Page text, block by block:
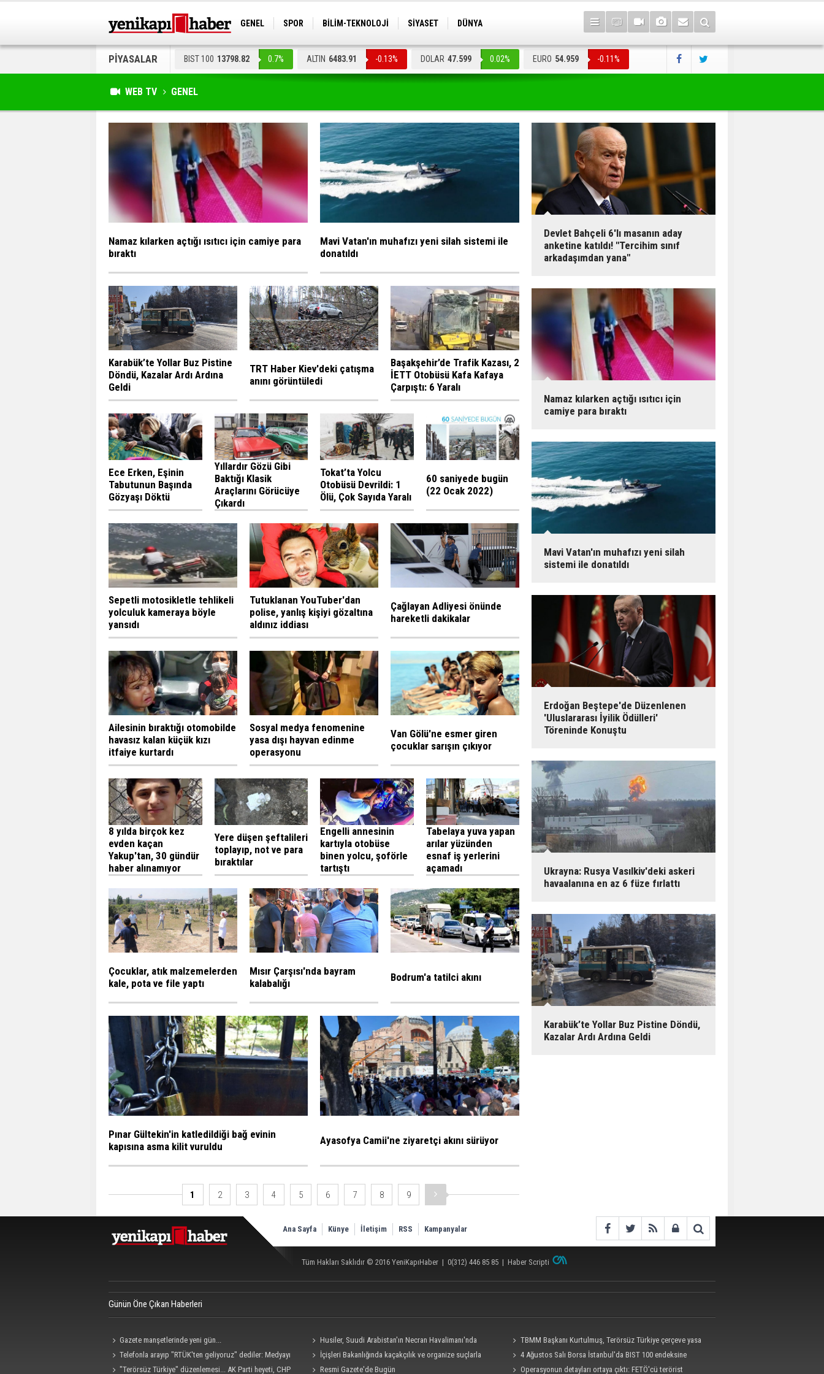
GENEL SPOR BİLİM-TEKNOLOJİ SİYASET DÜNYA
PİYASALAR BIST 100 13798.82 0.7% ALTIN 6483.91 -0.13% DOLAR 47.599 0.02% EURO 54.959 -0.11%
WEB TV GENEL
Namaz kılarken açtığı ısıtıcı için camiye para
bıraktı
Mavi Vatan'ın muhafızı yeni silah sistemi ile
donatıldı
Karabük’te Yollar Buz Pistine
Döndü, Kazalar Ardı Ardına
Geldi
TRT Haber Kiev'deki çatışma
anını görüntüledi
Başakşehir’de Trafik Kazası, 2
İETT Otobüsü Kafa Kafaya
Çarpıştı: 6 Yaralı
Ece Erken, Eşinin
Tabutunun Başında
Gözyaşı Döktü
Yıllardır Gözü Gibi
Baktığı Klasik
Araçlarını Görücüye
Çıkardı
Tokat’ta Yolcu
Otobüsü Devrildi: 1
Ölü, Çok Sayıda Yaralı
60 saniyede bugün
(22 Ocak 2022)
Sepetli motosikletle tehlikeli
yolculuk kameraya böyle
yansıdı
Tutuklanan YouTuber'dan
polise, yanlış kişiyi gözaltına
aldınız iddiası
Çağlayan Adliyesi önünde
hareketli dakikalar
Ailesinin bıraktığı otomobilde
havasız kalan küçük kızı
itfaiye kurtardı
Sosyal medya fenomenine
yasa dışı hayvan edinme
operasyonu
Van Gölü'ne esmer giren
çocuklar sarışın çıkıyor
8 yılda birçok kez
evden kaçan
Yakup'tan, 30 gündür
haber alınamıyor
Yere düşen şeftalileri
toplayıp, not ve para
bıraktılar
Engelli annesinin
kartıyla otobüse
binen yolcu, şoförle
tartıştı
Tabelaya yuva yapan
arılar yüzünden
esnaf iş yerlerini
açamadı
Çocuklar, atık malzemelerden
kale, pota ve file yaptı
Mısır Çarşısı'nda bayram
kalabalığı
Bodrum'a tatilci akını
Pınar Gültekin'in katledildiği bağ evinin
kapısına asma kilit vuruldu
Ayasofya Camii'ne ziyaretçi akını sürüyor
1 2 3 4 5 6 7 8 9
Devlet Bahçeli 6'lı masanın aday
anketine katıldı! "Tercihim sınıf
arkadaşımdan yana"
Namaz kılarken açtığı ısıtıcı için
camiye para bıraktı
Mavi Vatan'ın muhafızı yeni silah
sistemi ile donatıldı
Erdoğan Beştepe'de Düzenlenen
'Uluslararası İyilik Ödülleri'
Töreninde Konuştu
Ukrayna: Rusya Vasılkiv'deki askeri
havaalanına en az 6 füze fırlattı
Karabük’te Yollar Buz Pistine Döndü,
Kazalar Ardı Ardına Geldi
Ana Sayfa Künye İletişim RSS Kampanyalar
Tüm Hakları Saklıdır © 2016 YeniKapıHaber | 0(312) 446 85 85 | Haber Scripti
Günün Öne Çıkan Haberleri
Gazete manşetlerinde yeni gün...
Husiler, Suudi Arabistan'ın Necran Havalimanı'nda
kamikaze İHA ile "hassas bir hedefi" vurduklarını açıkladı
TBMM Başkanı Kurtulmuş, Terörsüz Türkiye çerçeve yasa
teklifine imza attı
Telefonla arayıp "RTÜK'ten geliyoruz" dediler: Medyayı
hedef alan akılalmaz tuzak ifşa oldu
İçişleri Bakanlığında kaçakçılık ve organize suçlarla
mücadele konulu güvenlik toplantısı yapıldı
4 Ağustos Salı Borsa İstanbul'da BIST 100 endeksine
bakış!
"Terörsüz Türkiye" düzenlemesi... AK Parti heyeti, CHP Resmi Gazete'de Bugün Operasyonun detayları ortaya çıktı: FETÖ'cü terörist